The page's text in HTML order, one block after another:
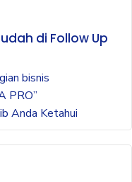
di Follow Up
bisnis
PRO”
Anda Ketahui